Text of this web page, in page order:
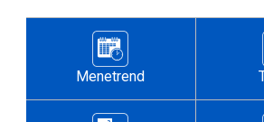
Menetrend